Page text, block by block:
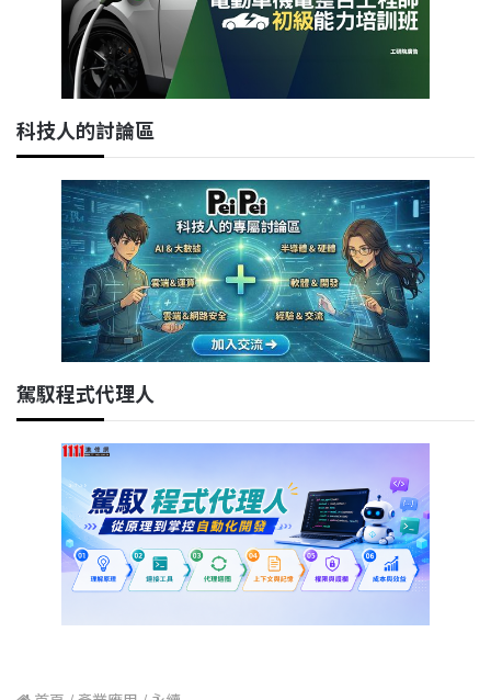
科技人的討論區
駕馭程式代理人